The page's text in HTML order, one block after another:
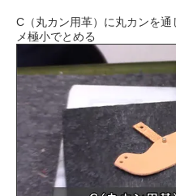
C（丸カン用革）に丸カンを
メ極小でとめる